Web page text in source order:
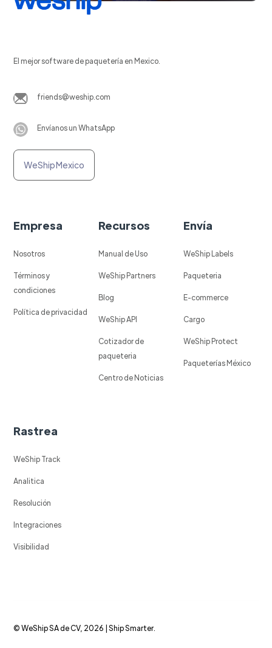
El mejor software de paquetería en Mexico.
friends@weship.com
Envíanos un WhatsApp
WeShip Mexico
Empresa
Nosotros
Términos y
condiciones
Política de privacidad
Recursos
Manual de Uso
WeShip Partners
Blog
WeShip API
Cotizador de
paqueteria
Centro de Noticias
Envía
WeShip Labels
Paqueteria
E-commerce
Cargo
WeShip Protect
Paqueterías México
Rastrea
WeShip Track
Analitica
Resolución
Integraciones
Visibilidad
© WeShip SA de CV, 2026 | Ship Smarter.